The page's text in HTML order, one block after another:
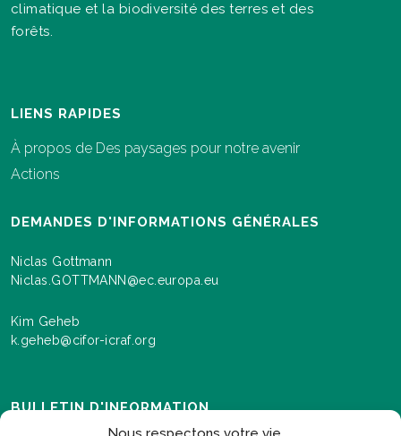
climatique et la biodiversité des terres et des
forêts.
LIENS RAPIDES
À propos de Des paysages pour notre avenir
Actions
DEMANDES D'INFORMATIONS GÉNÉRALES
Niclas Gottmann
Niclas.GOTTMANN@ec.europa.eu
Kim Geheb
k.geheb@cifor-icraf.org
BULLETIN D'INFORMATION